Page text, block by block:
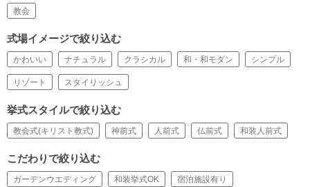
教会
式場イメージで絞り込む
かわいい ナチュラル クラシカル 和・和モダン シンプル
リゾート スタイリッシュ
挙式スタイルで絞り込む
教会式(キリスト教式) 神前式 人前式 仏前式 和装人前式
こだわりで絞り込む
ガーデンウエディング 和装挙式OK 宿泊施設有り